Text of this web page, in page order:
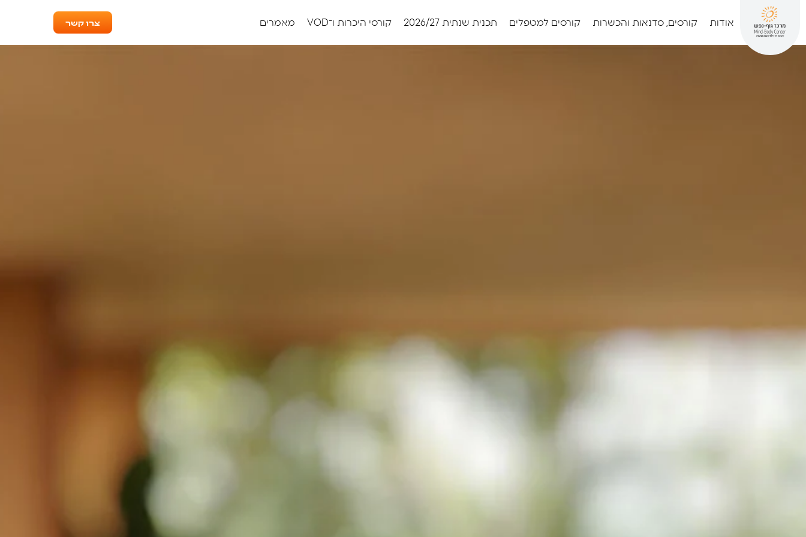
אודות קורסים, סדנאות והכשרות קורסים למטפלים תכנית שנתית 2026/27 קורסי היכרות ו־VOD מאמרים צרו קשר